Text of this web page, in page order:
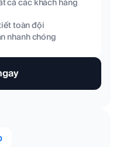
cả các khách hàng
toàn đội
nhanh chóng